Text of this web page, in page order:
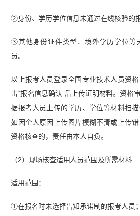
②身份、学历学位信息未通过在线核验的
③其他身份证件类型、境外学历学位等
员。
以上报考人员登录全国专业技术人员资
击“报名信息确认”后上传证明材料。资格
据报考人员上传的学历、学位等材料扫描
如因个人原因上传图片模糊不清或上传
资格核查的，责任由本人自负。
（2）现场核查适用人员范围及所需材料
适用范围：
①在报名时未选择告知承诺制的报考人员；